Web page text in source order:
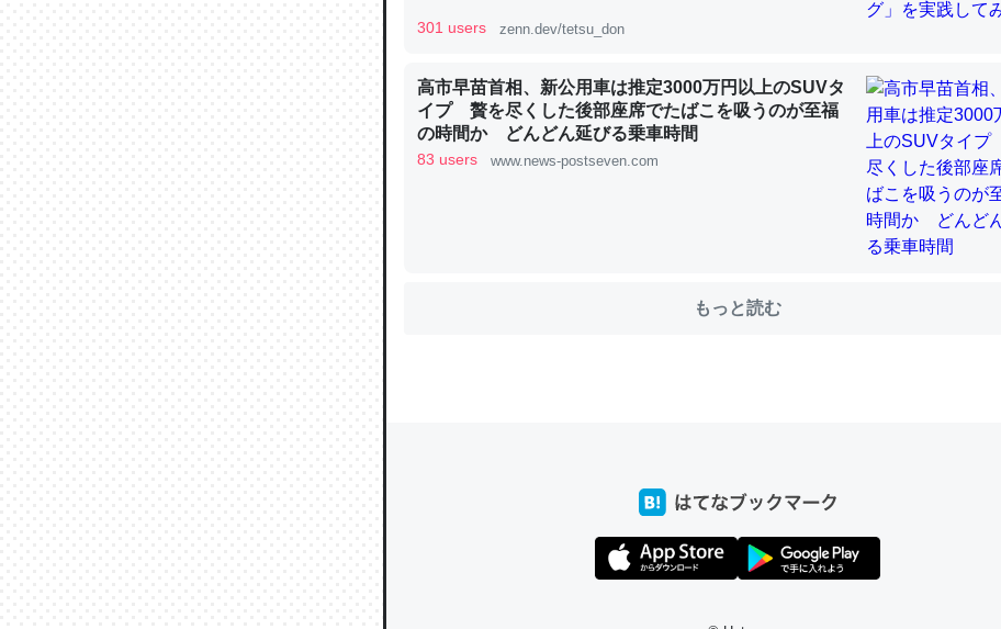
これを元に考えるとカルシウムを大量に使う脊椎動物と貝類は苦労してるんだな…
─ニュース :: 【研究発表】昆虫学の大問題＝「昆虫はなぜ海にいないのか」に関する新仮説
ウチもEchoを実家に置いて４年。でたまに覗いてる。ぼちぼちRingも置こうかと
中。あと、Googleマップで位置情報を共有してる。電池残量や充電中かが分かる
─たまにLINEするくらいだった遠方の父67歳と僕。ITツール導入でコミュニケーションが劇的に
きる。一生で親と会える残り時間を日数にすると1週間とかの人が多いそうだけど
─たまにLINEするくらいだった遠方の父67歳と僕。ITツール導入でコミュニケーションが劇的に
301 users zenn.dev/tetsu_don
高市早苗首相、新公用車は推定3000万円以上のSUVタ
イプ 贅を尽くした後部座席でたばこを吸うのが至福
の時間か どんどん延びる乗車時間
83 users www.news-postseven.com
もっと読む